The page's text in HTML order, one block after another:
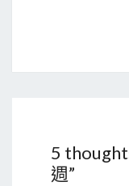
5
週”